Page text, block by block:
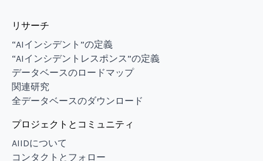
リサーチ
“AIインシデント”の定義
“AIインシデントレスポンス”の定義
データベースのロードマップ
関連研究
全データベースのダウンロード
プロジェクトとコミュニティ
AIIDについて
コンタクトとフォロー